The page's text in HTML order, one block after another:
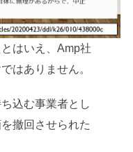
はいえ、Amp社
はありません。
込む事業者とし
撤回させられた